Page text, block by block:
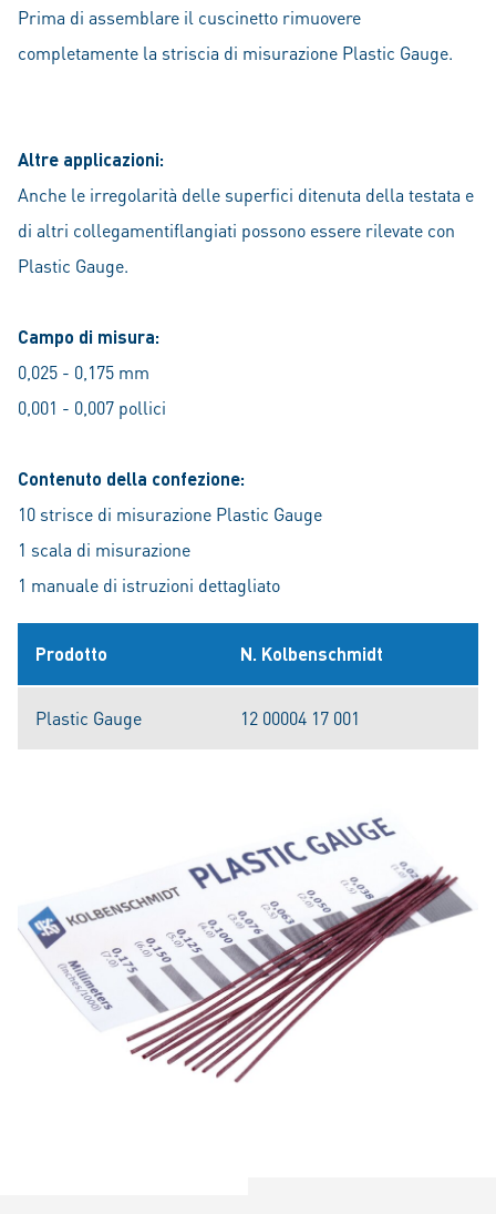
Prima di assemblare il cuscinetto rimuovere
completamente la striscia di misurazione Plastic Gauge.
Altre applicazioni:
Anche le irregolarità delle superfici ditenuta della testata e
di altri collegamentiflangiati possono essere rilevate con
Plastic Gauge.
Campo di misura:
0,025 - 0,175 mm
0,001 - 0,007 pollici
Contenuto della confezione:
10 strisce di misurazione Plastic Gauge
1 scala di misurazione
1 manuale di istruzioni dettagliato
Prodotto N. Kolbenschmidt
Plastic Gauge 12 00004 17 001